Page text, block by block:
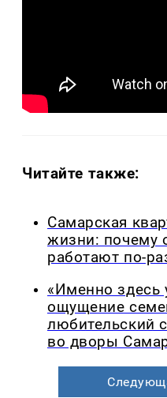
Читайте также:
Самарская
жизни: почему
работают по-
«Именно здесь
ощущение
любительский
во дворы